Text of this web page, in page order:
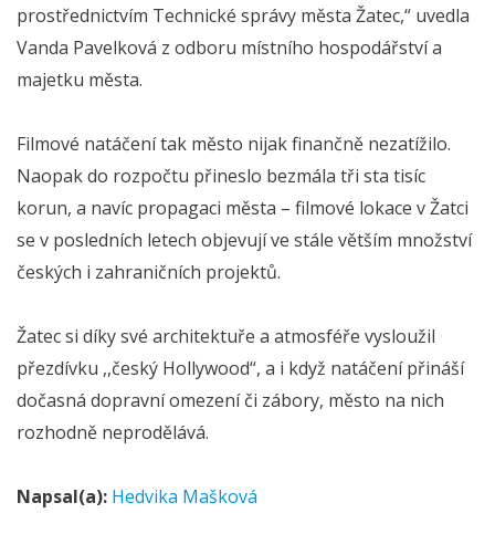
prostřednictvím Technické správy města Žatec,“ uvedla
Vanda Pavelková z odboru místního hospodářství a
majetku města.
Filmové natáčení tak město nijak finančně nezatížilo.
Naopak do rozpočtu přineslo bezmála tři sta tisíc
korun, a navíc propagaci města – filmové lokace v Žatci
se v posledních letech objevují ve stále větším množství
českých i zahraničních projektů.
Žatec si díky své architektuře a atmosféře vysloužil
přezdívku ,,český Hollywood“, a i když natáčení přináší
dočasná dopravní omezení či zábory, město na nich
rozhodně neprodělává.
Napsal(a): Hedvika Mašková